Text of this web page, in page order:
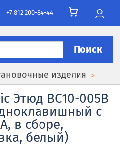
+7 812 200-84-44
Поиск
изделия
Этюд BC10-005B
с
в сборе,
белый)